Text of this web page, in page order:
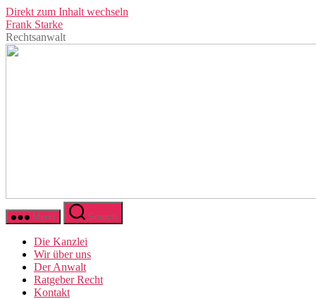
Direkt zum Inhalt wechseln
Frank Starke
Rechtsanwalt
Menü Search
Die Kanzlei
Wir über uns
Der Anwalt
Ratgeber Recht
Kontakt